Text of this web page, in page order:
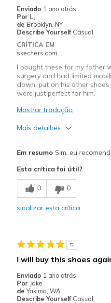
Enviado 1 ano atrás
Por LJ
de Brooklyn, NY
Describe Yourself Casual
CRÍTICA EM
skechers.com
I bought these for my father
surgery and had limited
down, put on his other
were just perfect for him.
Mostrar tradução
Mais detalhes
Stylish
Melhores utilizações
Casual Wear
Sizing
View On Shoes
Shoes
Em resumo Sim, eu
Esta crítica foi útil?
0 0
sinalizar esta crítica
5
I will buy this shoes
Enviado 1 ano atrás
Por Jake
de Yakima, WA
Describe Yourself Casual